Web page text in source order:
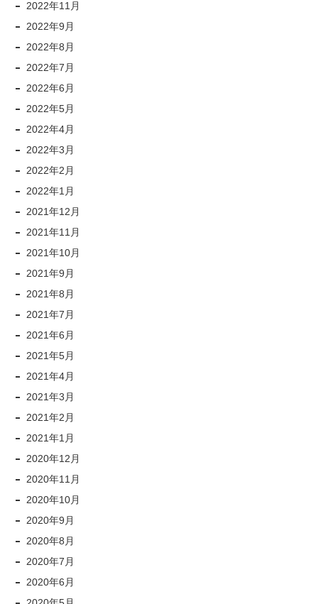
2022年11月
2022年9月
2022年8月
2022年7月
2022年6月
2022年5月
2022年4月
2022年3月
2022年2月
2022年1月
2021年12月
2021年11月
2021年10月
2021年9月
2021年8月
2021年7月
2021年6月
2021年5月
2021年4月
2021年3月
2021年2月
2021年1月
2020年12月
2020年11月
2020年10月
2020年9月
2020年8月
2020年7月
2020年6月